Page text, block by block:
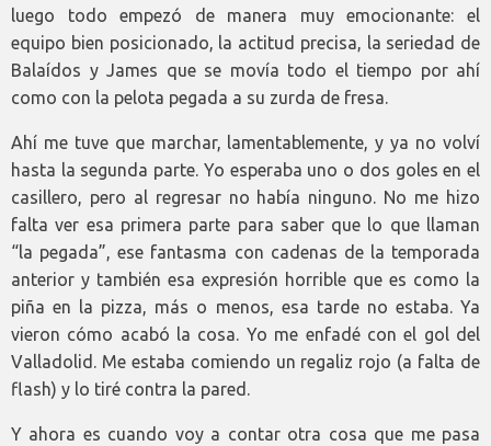
luego todo empezó de manera muy emocionante: el
equipo bien posicionado, la actitud precisa, la seriedad de
Balaídos y James que se movía todo el tiempo por ahí
como con la pelota pegada a su zurda de fresa.
Ahí me tuve que marchar, lamentablemente, y ya no volví
hasta la segunda parte. Yo esperaba uno o dos goles en el
casillero, pero al regresar no había ninguno. No me hizo
falta ver esa primera parte para saber que lo que llaman
“la pegada”, ese fantasma con cadenas de la temporada
anterior y también esa expresión horrible que es como la
piña en la pizza, más o menos, esa tarde no estaba. Ya
vieron cómo acabó la cosa. Yo me enfadé con el gol del
Valladolid. Me estaba comiendo un regaliz rojo (a falta de
flash) y lo tiré contra la pared.
Y ahora es cuando voy a contar otra cosa que me pasa